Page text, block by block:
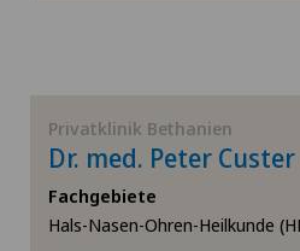
Bandscheibenvorfall
Diskushernie
Bandscheibenvorfall
Privatklinik Bethanien
Dr. med. Peter Custer
Fachgebiete
Hals-Nasen-Ohren-Heilkunde